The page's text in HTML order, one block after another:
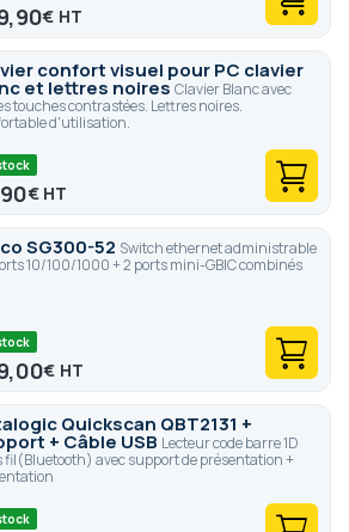
€
confort visuel pour PC clavier
et lettres noiresClavier Blanc avec
touches contrastées. Lettres noires.
d'utilisation.
€
SG300-52 Switch ethernet administrable
10/100/1000 + 2 ports mini-GBIC combinés
€
Quickscan QBT2131 +
+ Câble USB Lecteur code barre 1D
fil(Bluetooth) avec support de présentation +